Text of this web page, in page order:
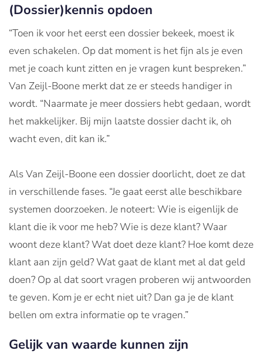
(Dossier)kennis opdoen
“Toen ik voor het eerst een dossier bekeek, moest ik
even schakelen. Op dat moment is het fijn als je even
met je coach kunt zitten en je vragen kunt bespreken.”
Van Zeijl-Boone merkt dat ze er steeds handiger in
wordt. “Naarmate je meer dossiers hebt gedaan, wordt
het makkelijker. Bij mijn laatste dossier dacht ik, oh
wacht even, dit kan ik.”
Als Van Zeijl-Boone een dossier doorlicht, doet ze dat
in verschillende fases. “Je gaat eerst alle beschikbare
systemen doorzoeken. Je noteert: Wie is eigenlijk de
klant die ik voor me heb? Wie is deze klant? Waar
woont deze klant? Wat doet deze klant? Hoe komt deze
klant aan zijn geld? Wat gaat de klant met al dat geld
doen? Op al dat soort vragen proberen wij antwoorden
te geven. Kom je er echt niet uit? Dan ga je de klant
bellen om extra informatie op te vragen.”
Gelijk van waarde kunnen zijn